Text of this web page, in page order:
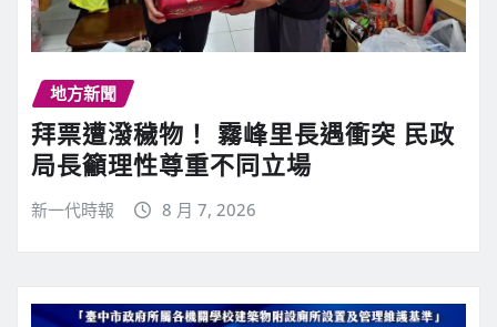
地方新聞
拜票遭潑穢物！ 霧峰里長遇衝突 民政
局長籲理性尊重不同立場
新一代時報 8 月 7, 2026